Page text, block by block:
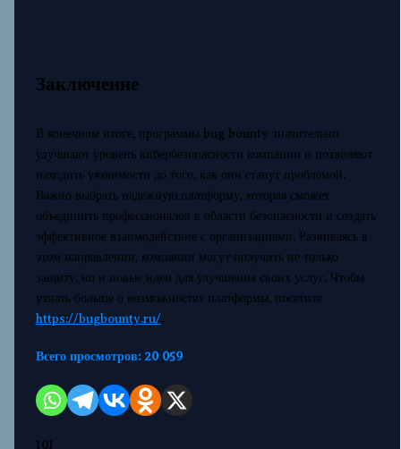
Заключение
В конечном итоге, программы bug bounty значительно
улучшают уровень кибербезопасности компании и позволяют
находить уязвимости до того, как они станут проблемой.
Важно выбрать надежную платформу, которая сможет
объединить профессионалов в области безопасности и создать
эффективное взаимодействие с организациями. Развиваясь в
этом направлении, компании могут получить не только
защиту, но и новые идеи для улучшения своих услуг. Чтобы
узнать больше о возможностях платформы, посетите
https://bugbounty.ru/.
Всего просмотров: 20 059
101